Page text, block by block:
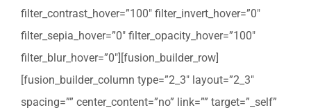
filter_contrast_hover=”100″ filter_invert_hover=”0″
filter_sepia_hover=”0″ filter_opacity_hover=”100″
filter_blur_hover=”0″][fusion_builder_row]
[fusion_builder_column type=”2_3″ layout=”2_3″
spacing=”” center_content=”no” link=”” target=”_self”